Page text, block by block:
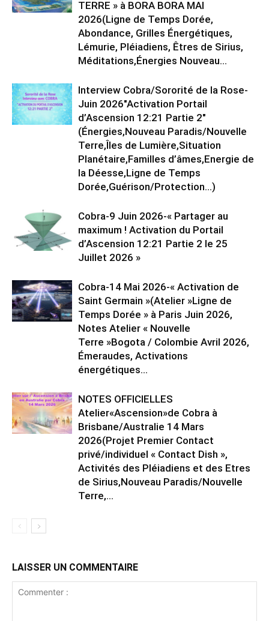
TERRE » à BORA BORA MAI
2026(Ligne de Temps Dorée,
Abondance, Grilles Énergétiques,
Lémurie, Pléiadiens, Êtres de Sirius,
Méditations,Énergies Nouveau...
Interview Cobra/Sororité de la Rose-
Juin 2026″Activation Portail
d’Ascension 12:21 Partie 2″
(Énergies,Nouveau Paradis/Nouvelle
Terre,Îles de Lumière,Situation
Planétaire,Familles d’âmes,Energie de
la Déesse,Ligne de Temps
Dorée,Guérison/Protection…)
Cobra-9 Juin 2026-« Partager au
maximum ! Activation du Portail
d’Ascension 12:21 Partie 2 le 25
Juillet 2026 »
Cobra-14 Mai 2026-« Activation de
Saint Germain »(Atelier »Ligne de
Temps Dorée » à Paris Juin 2026,
Notes Atelier « Nouvelle
Terre »Bogota / Colombie Avril 2026,
Émeraudes, Activations
énergétiques...
NOTES OFFICIELLES
Atelier«Ascension»de Cobra à
Brisbane/Australie 14 Mars
2026(Projet Premier Contact
privé/individuel « Contact Dish »,
Activités des Pléiadiens et des Etres
de Sirius,Nouveau Paradis/Nouvelle
Terre,...
LAISSER UN COMMENTAIRE